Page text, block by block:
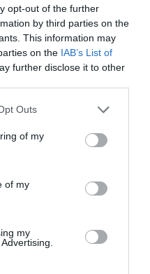
opt-out of the further
by third parties on the
This information may
on the IAB’s List of
further disclose it to other
uses one or more Google
You may click to
its third-party tags to
purposes in below Google
Outs
of my
of my
my